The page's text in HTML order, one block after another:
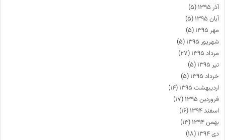
آذر ۱۳۹۵
(۵)
آبان ۱۳۹۵
(۵)
مهر ۱۳۹۵
(۵)
شهریور ۱۳۹۵
(۵)
مرداد ۱۳۹۵
(۲۷)
تیر ۱۳۹۵
(۵)
خرداد ۱۳۹۵
(۵)
اردیبهشت ۱۳۹۵
(۱۴)
فروردین ۱۳۹۵
(۱۷)
اسفند ۱۳۹۴
(۱۶)
بهمن ۱۳۹۴
(۱۳)
دی ۱۳۹۴
(۱۸)